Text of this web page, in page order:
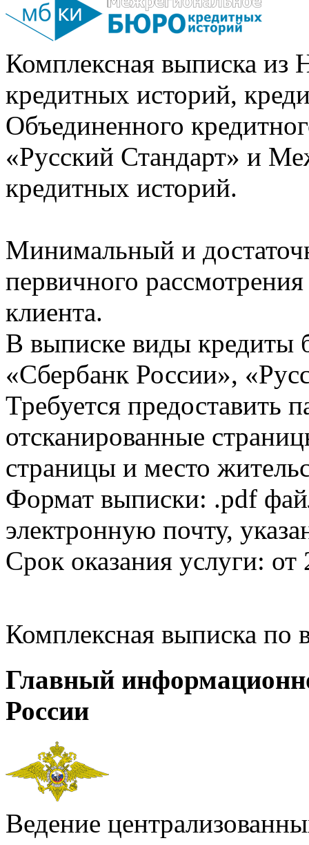
Комплексная выписка из
кредитных историй,
Объединенного
«Русский Стандарт» и
кредитных историй.
Минимальный и
первичного
клиента.
В выписке виды кредиты
«Сбербанк России»,
Требуется предоставить
отсканированные
страницы и место
Формат выписки: .pdf
электронную почту,
Срок оказания услуги: от
Комплексная выписка
Главный
России
Ведение